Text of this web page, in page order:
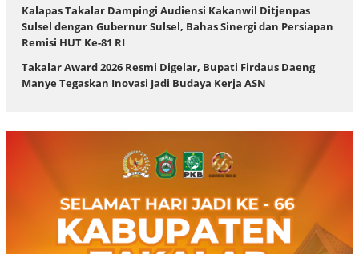
Kalapas Takalar Dampingi Audiensi Kakanwil Ditjenpas
Sulsel dengan Gubernur Sulsel, Bahas Sinergi dan Persiapan
Remisi HUT Ke-81 RI
Takalar Award 2026 Resmi Digelar, Bupati Firdaus Daeng
Manye Tegaskan Inovasi Jadi Budaya Kerja ASN